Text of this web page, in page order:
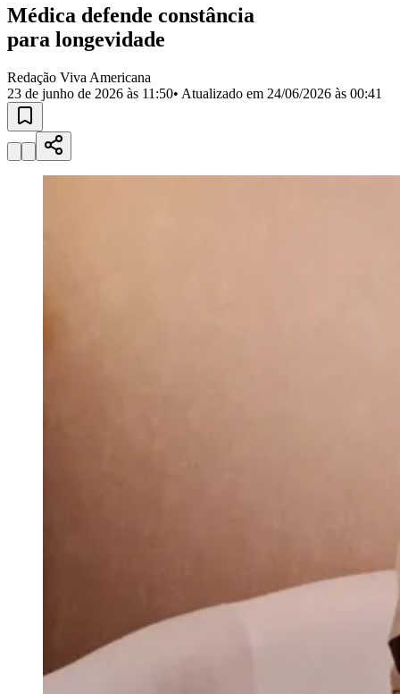
Segurança
Saúde
Cultura
Obras
Educação
Bairros de Americana
CentroJardim Girassol
Namorados
Tênis (ATP)
Médica defende constância
para longevidade
Redação Viva Americana
23 de junho de 2026 às 11:50• Atualizado em 24/06/2026 às 00:41